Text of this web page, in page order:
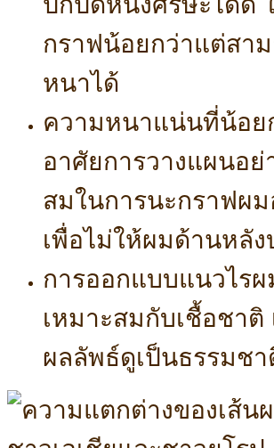
กราฟน้อยกว่าแต่สา
หนาได้
ความหนาแน่นที่น้อย
อาศัยการวางแผนอย่
สมในการนะกราฟผ
เพื่อไม่ให้ผมด้านหลัง
การออกแบบแนวไรผ
เหมาะสมกับเชื้อชาติ
ผลลัพธ์ดูเป็นธรรมชา